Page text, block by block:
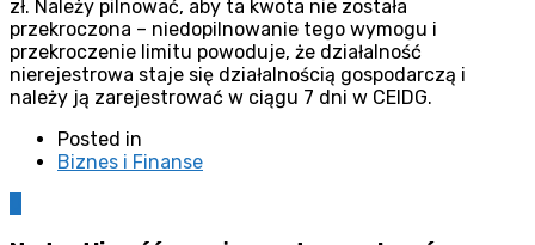
zł. Należy pilnować, aby ta kwota nie została
przekroczona – niedopilnowanie tego wymogu i
przekroczenie limitu powoduje, że działalność
nierejestrowa staje się działalnością gospodarczą i
należy ją zarejestrować w ciągu 7 dni w CEIDG.
Posted in
Biznes i Finanse